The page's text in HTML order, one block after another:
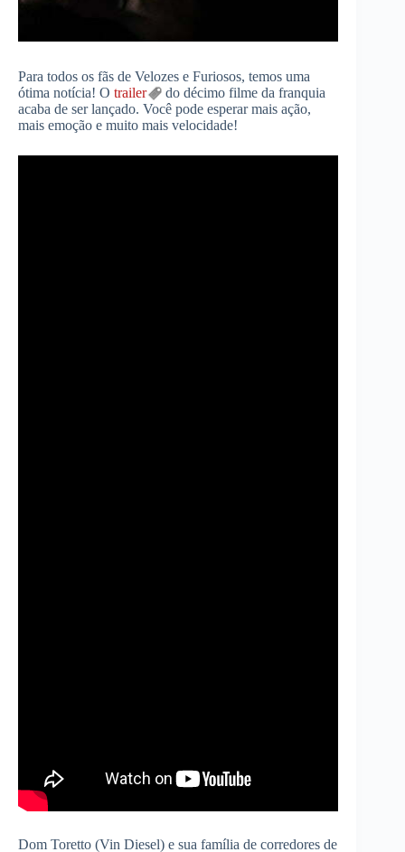
Para todos os fãs de Velozes e Furiosos, temos uma
ótima notícia! O trailer
do décimo filme da franquia
acaba de ser lançado. Você pode esperar mais ação,
mais emoção e muito mais velocidade!
Dom Toretto (Vin Diesel) e sua família de corredores de